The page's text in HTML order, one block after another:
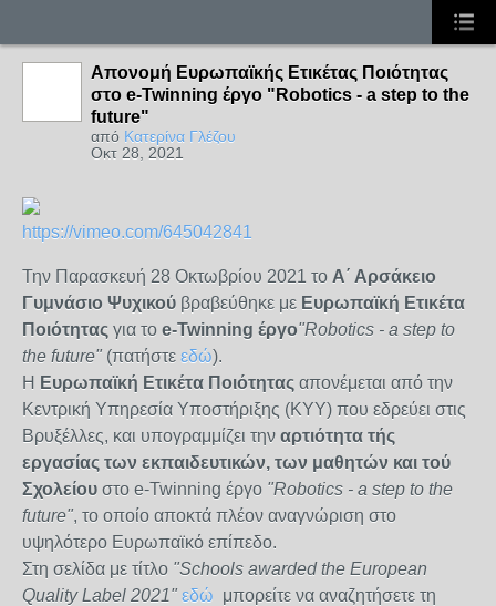
Απονομή Ευρωπαϊκής Ετικέτας Ποιότητας
στο e-Twinning έργο "Robotics - a step to the
future"
από Κατερίνα Γλέζου
Οκτ 28, 2021
https://vimeo.com/645042841
Την Παρασκευή 28 Οκτωβρίου 2021 το Α΄ Αρσάκειο
Γυμνάσιο Ψυχικού βραβεύθηκε με Ευρωπαϊκή Ετικέτα
Ποιότητας για το e-Twinning έργο"Robotics - a step to
the future" (πατήστε εδώ).
Η Ευρωπαϊκή Ετικέτα Ποιότητας απονέμεται από την
Κεντρική Υπηρεσία Υποστήριξης (ΚΥΥ) που εδρεύει στις
Βρυξέλλες, και υπογραμμίζει την αρτιότητα τής
εργασίας των εκπαιδευτικών, των μαθητών και τού
Σχολείου στο e-Twinning έργο "Robotics - a step to the
future", το οποίο αποκτά πλέον αναγνώριση στο
υψηλότερο Ευρωπαϊκό επίπεδο.
Στη σελίδα με τίτλο "Schools awarded the European
Quality Label 2021" εδώ μπορείτε να αναζητήσετε τη